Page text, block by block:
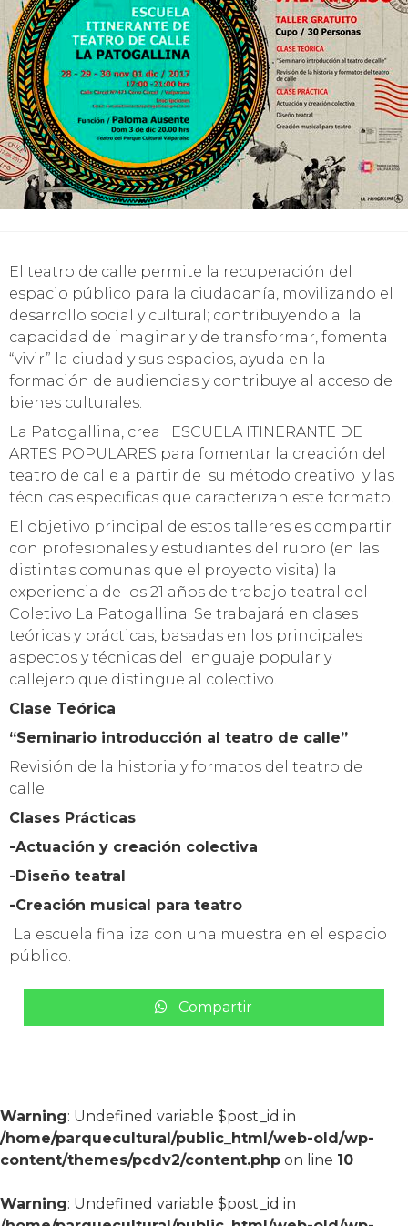
El teatro de calle permite la recuperación del
espacio público para la ciudadanía, movilizando el
desarrollo social y cultural; contribuyendo a la
capacidad de imaginar y de transformar, fomenta
“vivir” la ciudad y sus espacios, ayuda en la
formación de audiencias y contribuye al acceso de
bienes culturales.
La Patogallina, crea ESCUELA ITINERANTE DE
ARTES POPULARES para fomentar la creación del
teatro de calle a partir de su método creativo y las
técnicas especificas que caracterizan este formato.
El objetivo principal de estos talleres es compartir
con profesionales y estudiantes del rubro (en las
distintas comunas que el proyecto visita) la
experiencia de los 21 años de trabajo teatral del
Coletivo La Patogallina. Se trabajará en clases
teóricas y prácticas, basadas en los principales
aspectos y técnicas del lenguaje popular y
callejero que distingue al colectivo.
Clase Teórica
“Seminario introducción al teatro de calle”
Revisión de la historia y formatos del teatro de
calle
Clases Prácticas
-Actuación y creación colectiva
-Diseño teatral
-Creación musical para teatro
La escuela finaliza con una muestra en el espacio
público.
Compartir
Warning: Undefined variable $post_id in
/home/parquecultural/public_html/web-old/wp-
content/themes/pcdv2/content.php on line 10
Warning: Undefined variable $post_id in